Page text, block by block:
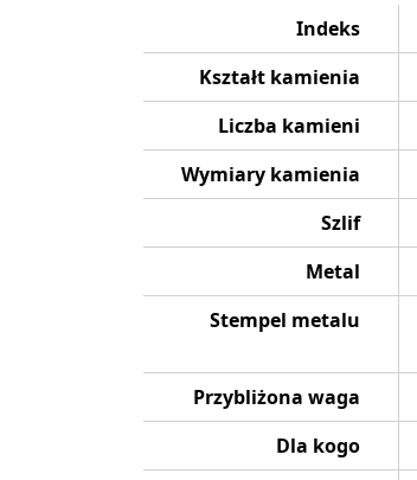
Indeks
Kształt kamienia
Liczba kamieni
Wymiary kamienia
Szlif
Metal
Stempel metalu
Przybliżona waga
Dla kogo